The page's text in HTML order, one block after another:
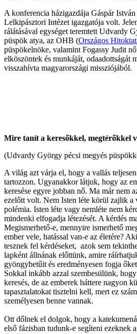
A konferencia házigazdája Gáspár
Lelkipásztori Intézet igazgatója volt.
rálátásával egységet teremtett Udvardy
püspök atya, az OHB (Országos
püspökelnöke, valamint Fogassy Judit
elköszöntek és munkáját, odaadottságát
visszahívta magyarországi missziójából.
Mire tanít a keresőkkel, megtérőkkel
(Udvardy György pécsi megyés
A világ azt várja el, hogy a vallás
tartozzon. Ugyanakkor látjuk, hogy az
keresése egyre jobban nő. Ma már nem
ezelőtt volt. Nem Isten léte körül zajlik a
polémia. Isten léte vagy nemléte nem
mindenki elfogadja létezését. A kérdés
Megismerhető-e, mennyire ismerhető
ember vele, hatással van-e az életére?
tesznek fel kérdéseket, azok sem
lapként állnának előttünk, amire
gyöngybetűit és eredményesen fogja
Sokkal inkább azzal szembesülünk,
keresés, de az emberek háttere nagyon
tapasztalatokat tisztelni kell, mert ez
személyesen benne vannak.
Ott dőlnek el dolgok, hogy a
első fázisban tudunk-e segíteni ezeknek